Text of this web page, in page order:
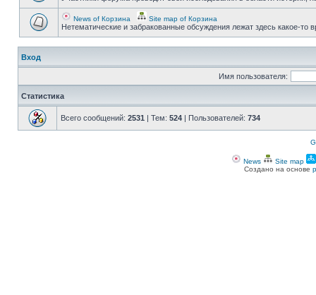
News of Корзина Site map of Корзина
Нетематические и забракованные обсуждения лежат здесь какое-то
Вход
Имя пользователя:
Статистика
Всего сообщений: 2531 | Тем: 524 | Пользователей: 734
News Site map
Создано на основе